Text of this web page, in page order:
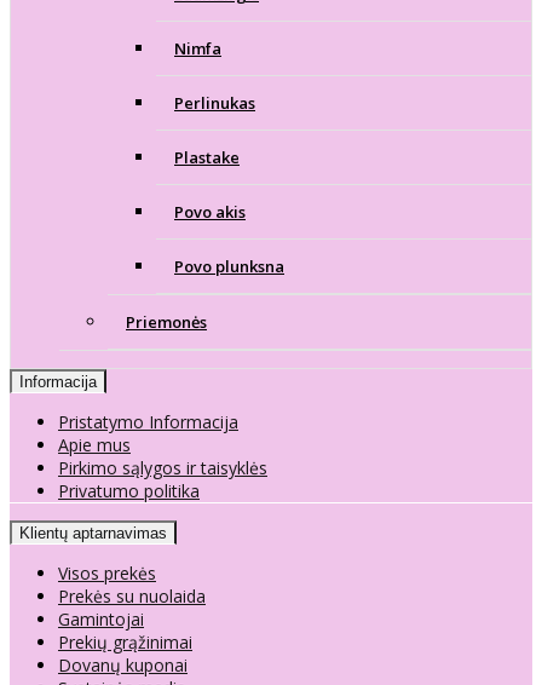
Nimfa
Perlinukas
Plastake
Povo akis
Povo plunksna
Priemonės
Informacija
Pristatymo Informacija
Apie mus
Pirkimo sąlygos ir taisyklės
Privatumo politika
Klientų aptarnavimas
Visos prekės
Prekės su nuolaida
Gamintojai
Prekių grąžinimai
Dovanų kuponai